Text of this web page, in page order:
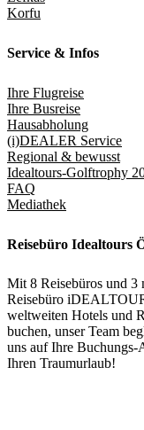
Korfu
Service & Infos
Ihre Flugreise
Ihre Busreise
Hausabholung
(i)DEALER Service
Regional & bewusst
Idealtours-Golftrophy
FAQ
Mediathek
Reisebüro Idealtours
Mit 8 Reisebüros und 3
Reisebüro
weltweiten Hotels und
buchen, unser Team
uns auf Ihre Buchungs-
Ihren Traumurlaub!